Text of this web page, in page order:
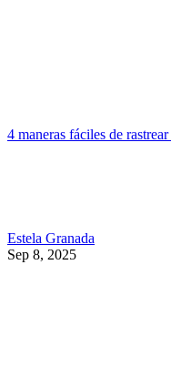
4 maneras fáciles de
Estela Granada
Sep 8, 2025